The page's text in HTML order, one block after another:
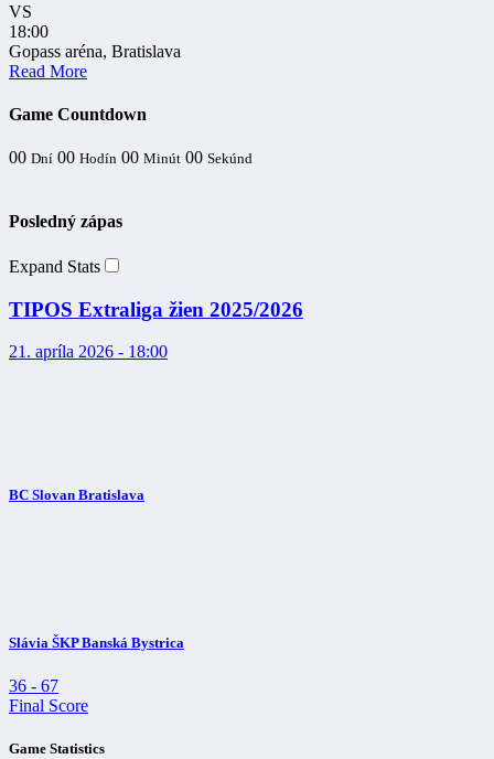
VS
18:00
Gopass aréna, Bratislava
Read More
Game Countdown
00 Dní 00 Hodín 00 Minút 00 Sekúnd
Posledný zápas
Expand Stats
TIPOS Extraliga žien 2025/2026
21. apríla 2026 - 18:00
BC Slovan Bratislava
Slávia ŠKP Banská Bystrica
36 - 67
Final Score
Game Statistics